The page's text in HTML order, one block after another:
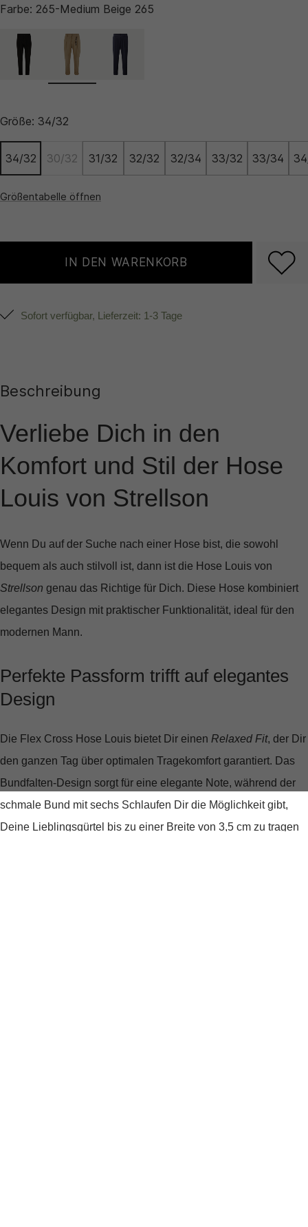
Farbe: 265-Medium Beige 265
Größe: 34/32
34/32 30/32 31/32 32/32 32/34 33/32 33/34
Größentabelle öffnen
IN DEN WARENKORB
Sofort verfügbar, Lieferzeit: 1-3 Tage
Beschreibung
Verliebe Dich in den
Komfort und Stil der Hose
Louis von Strellson
Wenn Du auf der Suche nach einer Hose bist, die sowohl
bequem als auch stilvoll ist, dann ist die Hose Louis von
Strellson genau das Richtige für Dich. Diese Hose kombiniert
elegantes Design mit praktischer Funktionalität, ideal für den
modernen Mann.
Perfekte Passform trifft auf elegantes
Design
Die Flex Cross Hose Louis bietet Dir einen Relaxed Fit, der Dir
den ganzen Tag über optimalen Tragekomfort garantiert. Das
Bundfalten-Design sorgt für eine elegante Note, während der
schmale Bund mit sechs Schlaufen Dir die Möglichkeit gibt,
Deine Lieblingsgürtel bis zu einer Breite von 3,5 cm zu tragen